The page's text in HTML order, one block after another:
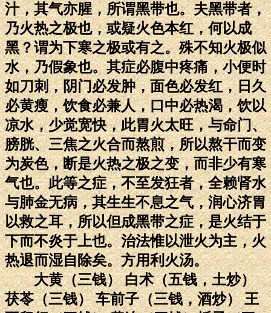
汁，其气亦腥，所谓黑带也。夫黑带者，
乃火热之极也，或疑火色本红，何以成
黑？谓为下寒之极或有之。殊不知火极似
水，乃假象也。其症必腹中疼痛，小便时
如刀刺，阴门必发肿，面色必发红，日久
必黄瘦，饮食必兼人，口中必热渴，饮以
凉水，少觉宽快，此胃火太旺，与命门、
膀胱、三焦之火合而熬煎，所以熬干而变
为炭色，断是火热之极之变，而非少有寒
气也。此等之症，不至发狂者，全赖肾水
与肺金无病，其生生不息之气，润心济胃
以救之耳，所以但成黑带之症，是火结于
下而不炎于上也。治法惟以泄火为主，火
热退而湿自除矣。方用利火汤。
大黄（三钱） 白术（五钱，土炒）
茯苓（三钱） 车前子（三钱，酒炒） 王